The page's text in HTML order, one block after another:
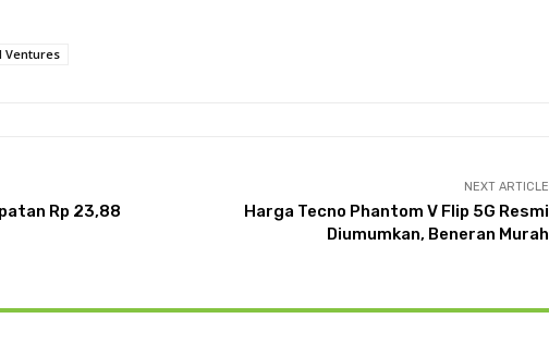
Ventures
Rp 23,88
NEXT ARTICLE
Harga Tecno Phantom V Flip 5G Resmi
Diumumkan, Beneran Murah